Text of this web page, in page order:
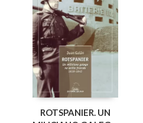
ROTSPANIER. UN